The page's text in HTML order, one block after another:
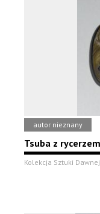
autor nieznany
Tsuba z
Kolekcja Sztuki Dawnej